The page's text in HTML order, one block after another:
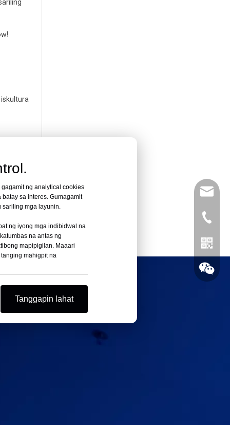
mga
at 24 na
+86-
ng analytical cookies
sa interes. Gumagamit
sariling mga layunin.
ng iyong mga indibidwal na
na antas ng
mapipigilan. Maaari
mahigpit na
Tanggapin lahat